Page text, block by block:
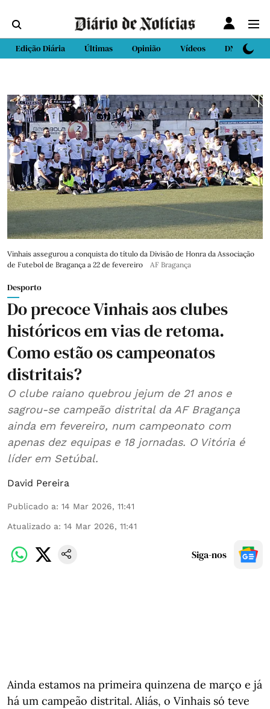
Edição Diária Últimas Opinião Vídeos DN Sport
Vinhais assegurou a conquista do título da Divisão de Honra da Associação
de Futebol de Bragança a 22 de fevereiro
AF Bragança
Desporto
Do precoce Vinhais aos clubes
históricos em vias de retoma.
Como estão os campeonatos
distritais?
O clube raiano quebrou jejum de 21 anos e
sagrou-se campeão distrital da AF Bragança
ainda em fevereiro, num campeonato com
apenas dez equipas e 18 jornadas. O Vitória é
líder em Setúbal.
David Pereira
Publicado a: 14 Mar 2026, 11:41
Atualizado a: 14 Mar 2026, 11:41
Siga-nos
Ainda estamos na primeira quinzena de março e já
há um campeão distrital. Aliás, o Vinhais só teve